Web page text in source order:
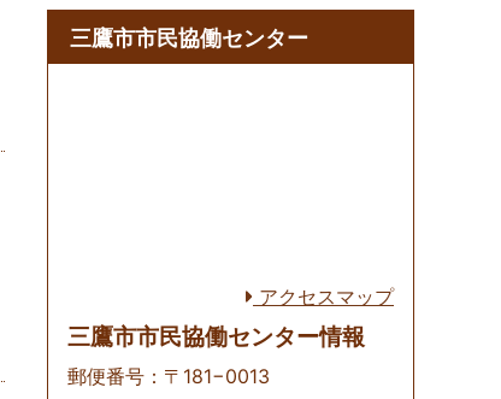
三鷹市市民協働センター
アクセスマップ
三鷹市市民協働センター情報
郵便番号：〒181−0013